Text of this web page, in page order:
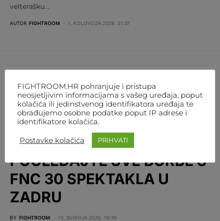
velterašku…
AUTOR FIGHTROOM 1. KOLOVOZA 2026. 21:37
FNC MMA REGIJA
SVE NA JEDNOM MJESTU:
POGLEDAJTE SVE BORBE S
FNC 30 SPEKTAKLA U
ZADRU
BY FIGHTROOM 13. SVIBNJA 2026. 19:39
FIGHTROOM.HR pohranjuje i pristupa
neosjetljivim informacijama s vašeg uređaja, poput
kolačića ili jedinstvenog identifikatora uređaja te
obrađujemo osobne podatke poput IP adrese i
identifikatore kolačića.
Postavke kolačića PRIHVATI